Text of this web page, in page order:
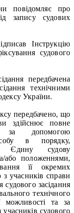
повідомляє про
запису судових
Інструкцію
судового
передбачена
технічними
України.
передбачено, що
здійснює повне
за допомогою
в порядку,
Єдину судову
або положеннями,
її окремих
з учасників справи
судового засідання
технічного
можливості та за
учасників судового